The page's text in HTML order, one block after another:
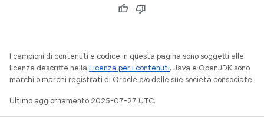
I campioni di contenuti e codice in questa pagina sono soggetti alle
licenze descritte nella Licenza per i contenuti. Java e OpenJDK sono
marchi o marchi registrati di Oracle e/o delle sue società consociate.
Ultimo aggiornamento 2025-07-27 UTC.